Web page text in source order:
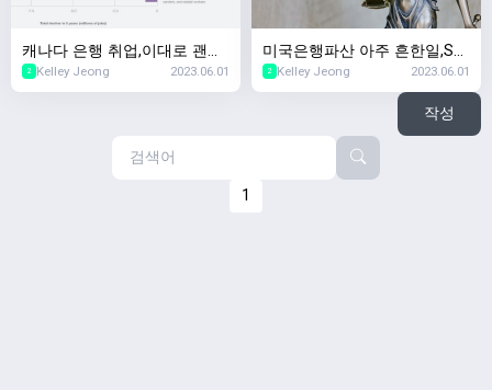
캐나다 은행 취업,이대로 괜찮
나? 5년이내 사라질 직업 Top
10,2023년 세계경제포럼
2 Kelley Jeong 2023.06.01
미국은행파산 아주 흔한일,SV
B파산 SNBY파산 마찬가지! 캐
나다 경제수업~
2 Kelley Jeong 2023.06.01
작성
1